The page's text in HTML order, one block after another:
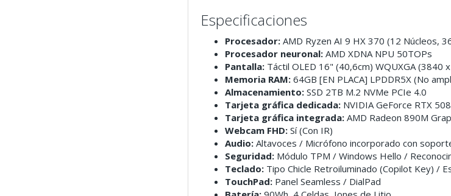
Especificaciones
Procesador: AMD Ryzen AI 9 HX 370 (12 Núcleos,
Procesador neuronal: AMD XDNA NPU 50TOPs
Pantalla: Táctil OLED 16" (40,6cm) WQUXGA
Memoria RAM: 64GB [EN PLACA] LPDDR5X (No
Almacenamiento: SSD 2TB M.2 NVMe PCIe 4.0
Tarjeta gráfica dedicada: NVIDIA GeForce RTX
Tarjeta gráfica integrada: AMD Radeon 890M
Webcam FHD: Sí (Con IR)
Audio: Altavoces / Micrófono incorporado con
Seguridad: Módulo TPM / Windows Hello /
Teclado: Tipo Chicle Retroiluminado (Copilot Key) /
TouchPad: Panel Seamless / DialPad